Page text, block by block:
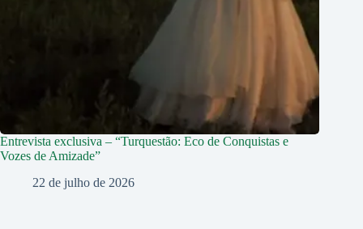
Entrevista exclusiva – “Turquestão: Eco de Conquistas e
Vozes de Amizade”
22 de julho de 2026